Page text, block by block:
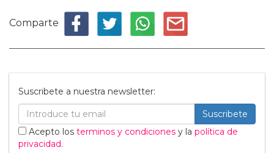
Comparte
Suscribete a nuestra newsletter:
Suscribete
Acepto los terminos y condiciones y la política de
privacidad.